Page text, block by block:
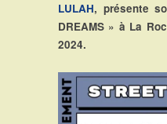
LULAH, présente
DREAMS » à La
2024.